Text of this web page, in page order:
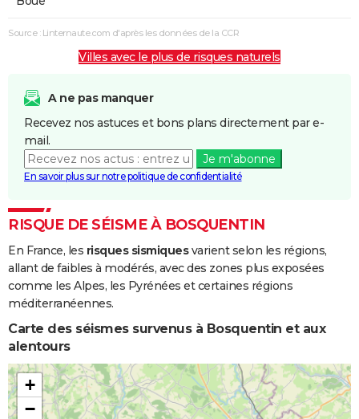
Source : Linternaute.com d'après les données de la CCR
Villes avec le plus de risques naturels
A ne pas manquer
Recevez nos astuces et bons plans directement par e-
mail.
Je m'abonne
En savoir plus sur notre politique de confidentialité
RISQUE DE SÉISME À BOSQUENTIN
En France, les risques sismiquesvarient selon les régions,
allant de faibles à modérés, avec des zones plus exposées
comme les Alpes, les Pyrénées et certaines régions
méditerranéennes.
Carte des séismes survenus à Bosquentin et aux
alentours
+
−